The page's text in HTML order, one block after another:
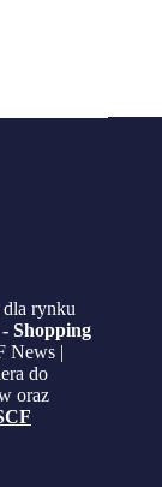
rynku
Shopping
News |
do
oraz